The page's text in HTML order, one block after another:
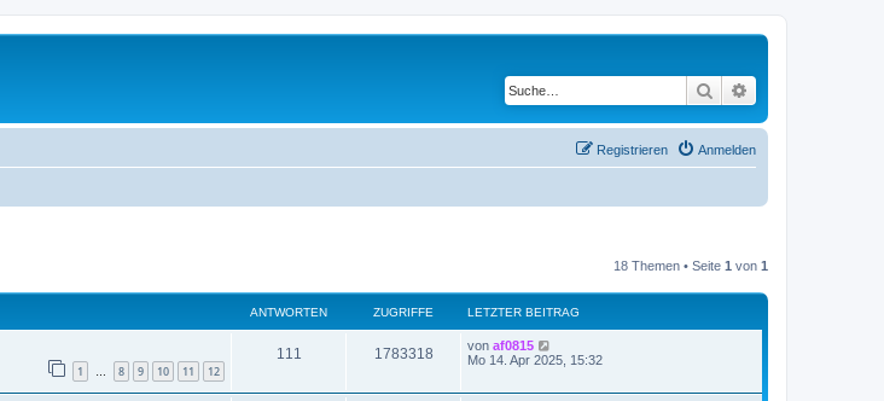
Suche
Anmelden
Registrieren
18 Themen • Seite 1 von 1
ANTWORTEN ZUGRIFFE LETZTER BEITRAG
1 … 8 9 10 11 12
111 1783318 von af0815
Mo 14. Apr 2025, 15:32